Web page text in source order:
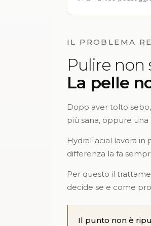
IL PROBLEMA
Pulire non
La pelle
Dopo aver tolto
più sana, oppure
HydraFacial lavora in
differenza la fa
Per questo il
decide se e come
Il punto non è